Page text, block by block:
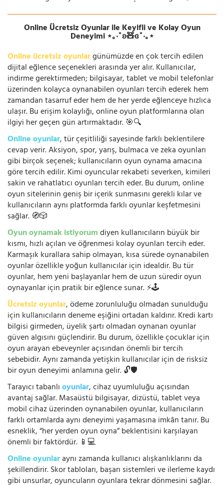
Online Ücretsiz Oyunlar ile Keyifli ve Kolay Oyun
Deneyimi ⋆｡‧˚ʚ🧸ɞ˚‧｡⋆
Online ücretsiz oyunlargünümüzde en çok tercih edilen
dijital eğlence seçenekleri arasında yer alır. Kullanıcılar,
indirme gerektirmeden; bilgisayar, tablet ve mobil telefonlar
üzerinden kolayca oynanabilen oyunları tercih ederek hem
zamandan tasarruf eder hem de her yerde eğlenceye hızlıca
ulaşır. Bu erişim kolaylığı, online oyun platformlarına olan
ilgiyi her geçen gün artırmaktadır. 🎯🔍
Online oyunlar, tür çeşitliliği sayesinde farklı beklentilere
cevap verir. Aksiyon, spor, yarış, bulmaca ve zeka oyunları
gibi birçok seçenek; kullanıcıların oyun oynama amacına
göre tercih edilir. Kimi oyuncular rekabeti severken, kimileri
sakin ve rahatlatıcı oyunları tercih eder. Bu durum, online
oyun sitelerinin geniş bir içerik sunmasını gerekli kılar ve
kullanıcıların aynı platformda farklı oyunlar keşfetmesini
sağlar. 🧭🎲
Oyun oynamak istiyorumdiyen kullanıcıların büyük bir
kısmı, hızlı açılan ve öğrenmesi kolay oyunları tercih eder.
Karmaşık kurallara sahip olmayan, kısa sürede oynanabilen
oyunlar özellikle yoğun kullanıcılar için idealdir. Bu tür
oyunlar, hem yeni başlayanlar hem de uzun süredir oyun
oynayanlar için pratik bir eğlence sunar. ⚡🕹️
Ücretsiz oyunlar, ödeme zorunluluğu olmadan sunulduğu
için kullanıcıların deneme eşiğini ortadan kaldırır. Kredi kartı
bilgisi girmeden, üyelik şartı olmadan oynanan oyunlar
güven algısını güçlendirir. Bu durum, özellikle çocuklar için
oyun arayan ebeveynler açısından önemli bir tercih
sebebidir. Aynı zamanda yetişkin kullanıcılar için de risksiz
bir oyun deneyimi anlamına gelir. 🔓🛡️
Tarayıcı tabanlıoyunlar, cihaz uyumluluğu açısından
avantaj sağlar. Masaüstü bilgisayar, dizüstü, tablet veya
mobil cihaz üzerinden oynanabilen oyunlar, kullanıcıların
farklı ortamlarda aynı deneyimi yaşamasına imkân tanır. Bu
esneklik, “her yerden oyun oyna” beklentisini karşılayan
önemli bir faktördür. 📱💻
Online oyunlaraynı zamanda kullanıcı alışkanlıklarını da
şekillendirir. Skor tabloları, başarı sistemleri ve ilerleme kaydı
gibi unsurlar, oyuncuların oyunlara tekrar dönmesini sağlar.